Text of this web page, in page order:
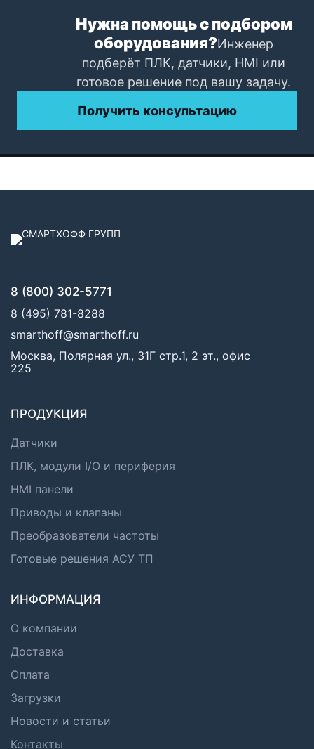
Нужна помощь с подбором
оборудования?Инженер
подберёт ПЛК, датчики, HMI или
готовое решение под вашу задачу.
Получить консультацию
8 (800) 302-5771
8 (495) 781-8288
smarthoff@smarthoff.ru
Москва, Полярная ул., 31Г стр.1, 2 эт., офис
225
ПРОДУКЦИЯ
Датчики
ПЛК, модули I/O и периферия
HMI панели
Приводы и клапаны
Преобразователи частоты
Готовые решения АСУ ТП
ИНФОРМАЦИЯ
О компании
Доставка
Оплата
Загрузки
Новости и статьи
Контакты